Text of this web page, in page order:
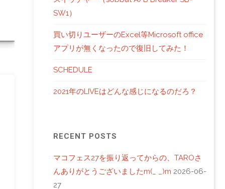
SW1）
買い切りユーザーのExcel等Microsoft office
アプリが無くなったので復旧してみた！
SCHEDULE
2021年のLIVEはどんな感じになるのだろ？
RECENT POSTS
マコフェス27を振り返ってからの、TAROさ
んありがとうございましたm(_ _)m 2026-06-
27